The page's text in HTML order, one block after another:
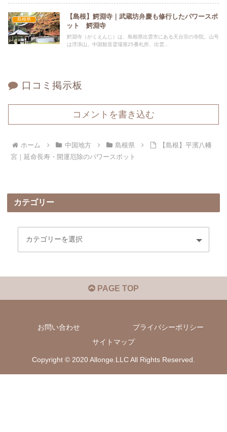
島根県
【島根】鰐淵寺｜武蔵坊弁慶も修行したパワースポ
ット 鰐淵寺
鰐淵寺（がくえんじ）は、島根県出雲市にある天台宗の寺院。山号
は浮浪山。中国観音霊場第25番札所、出雲...
口コミ掲示板
コメントを書き込む
ホーム 中国地方 島根県
【島根】平濱八幡
宮｜延命長寿・開運厄除のパワースポット
カテゴリー
PAGE TOP
お問い合わせ
プライバシーポリシー
サイトマップ
Copyright © 2020 Allonge.LLC All Rights Reserved.